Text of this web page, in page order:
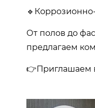
От полов до
предлагаем
👉Приглашаем